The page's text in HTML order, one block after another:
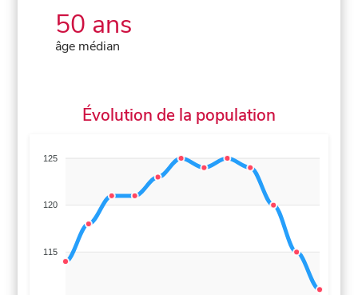
50 ans
âge médian
Évolution de la population
125
120
115